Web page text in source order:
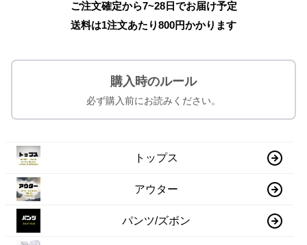
ご注文確定から7~28日でお届け予定
送料は1注文あたり800円かかります
購入時のルール
必ず購入前にお読みください。
トップス
アウター
パンツ/ズボン